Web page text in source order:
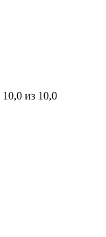
10,0 из 10,0